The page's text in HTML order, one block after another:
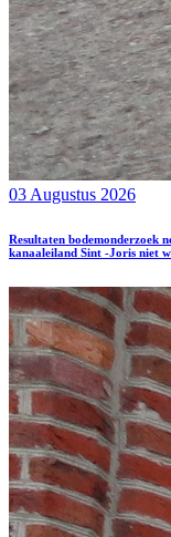
03 Augustus 2026
Resultaten bodemonderzoek
kanaaleiland Sint -Joris niet